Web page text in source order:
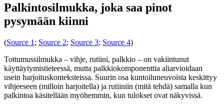
Palkintosilmukka, joka saa pinot
pysymään kiinni
(Source 1 ; Source 2; Source 3; Source 4)
Tottumussilmukka – vihje, rutiini, palkkio – on vakiintunut
käyttäytymistieteessä, mutta palkkiokomponenttia aliarvioidaan
usein harjoituskonteksteissa. Suurin osa kuntoiluneuvoista keskittyy
vihjeeseen (milloin harjoitella) ja rutiiniin (mitä tehdä) samalla kun
palkintoa käsitellään myöhemmin, kun tulokset ovat näkyvissä.